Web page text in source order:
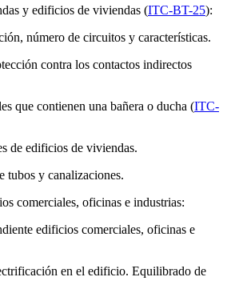
y edificios de viviendas (ITC-BT-25):
número de circuitos y características.
contra los contactos indirectos
que contienen una bañera o ducha (ITC-
de edificios de viviendas.
tubos y canalizaciones.
comerciales, oficinas e industrias:
edificios comerciales, oficinas e
en el edificio. Equilibrado de